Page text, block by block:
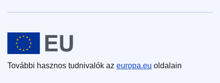
Európai Unió
További hasznos tudnivalók az europa.eu oldalain